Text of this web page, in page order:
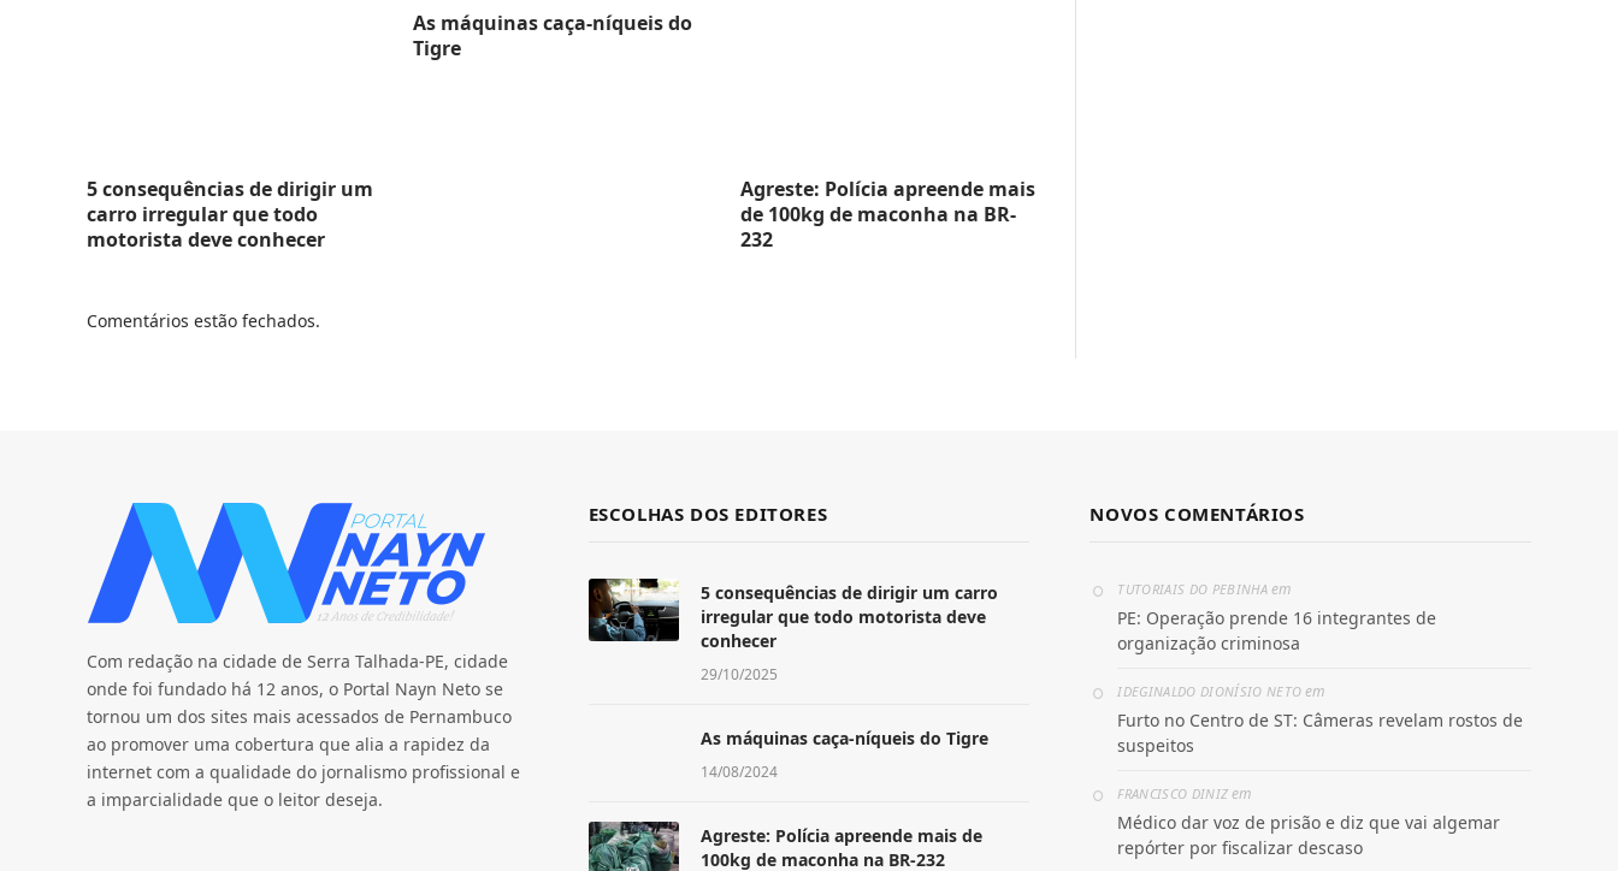
5 consequências de dirigir um
carro irregular que todo
motorista deve conhecer
As máquinas caça-níqueis do
Tigre
Agreste: Polícia apreende mais
de 100kg de maconha na BR-
232
Comentários estão fechados.
Com redação na cidade de Serra Talhada-PE, cidade
onde foi fundado há 12 anos, o Portal Nayn Neto se
tornou um dos sites mais acessados de Pernambuco
ao promover uma cobertura que alia a rapidez da
internet com a qualidade do jornalismo profissional e
a imparcialidade que o leitor deseja.
ESCOLHAS DOS EDITORES
5 consequências de dirigir um carro
irregular que todo motorista deve
conhecer
29/10/2025
As máquinas caça-níqueis do Tigre
14/08/2024
Agreste: Polícia apreende mais de
100kg de maconha na BR-232
NOVOS COMENTÁRIOS
TUTORIAIS DO PEBINHAem
PE: Operação prende 16 integrantes de
organização criminosa
IDEGINALDO DIONÍSIO NETO em
Furto no Centro de ST: Câmeras revelam rostos de
suspeitos
FRANCISCO DINIZ em
Médico dar voz de prisão e diz que vai algemar
repórter por fiscalizar descaso